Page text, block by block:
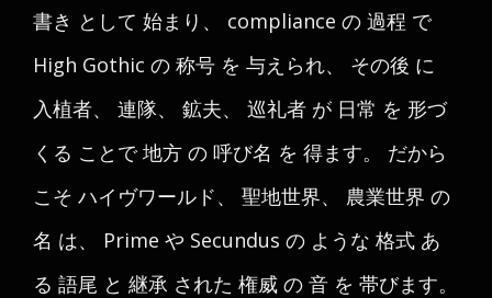
書き として 始まり、 compliance の 過程 で
High Gothic の 称号 を 与えられ、 その後 に
入植者、 連隊、 鉱夫、 巡礼者 が 日常 を 形づ
くる ことで 地方 の 呼び名 を 得ます。 だから
こそ ハイヴワールド、 聖地世界、 農業世界 の
名 は、 Prime や Secundus の ような 格式 あ
る 語尾 と 継承 された 権威 の 音 を 帯びます。